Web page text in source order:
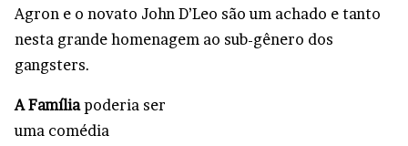
Agron e o novato John D’Leo são um achado e tanto
nesta grande homenagem ao sub-gênero dos
gangsters.
A Famíliapoderia ser
uma comédia